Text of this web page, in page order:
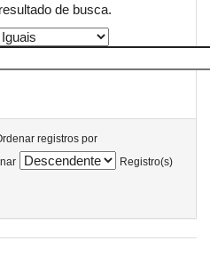
de busca.
registros por
Registro(s)